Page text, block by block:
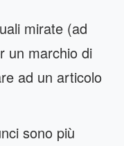
mirate (ad
un marchio di
ad un articolo
sono più